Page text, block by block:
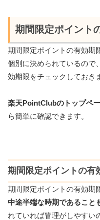
期間限定ポイント
期間限定ポイントの有効期
個別に決められているので
効期限をチェックしておき
楽天PointClubのトップペ
ら簡単に確認できます。
期間限定ポイントの有
期間限定ポイントの有効期
中途半端な時期であること
れていれば管理がしやすい